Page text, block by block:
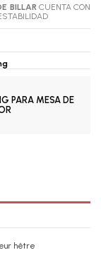
BILLARCUENTA CON
PARA MESA DE
hêtre